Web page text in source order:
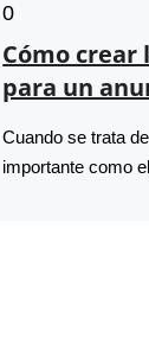
0
Cómo crear
para un
Cuando se trata
importante como